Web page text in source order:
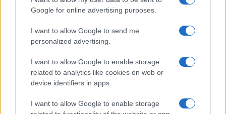
Google for online advertising purposes.
I want to allow Google to send me
personalized advertising.
I want to allow Google to enable storage
related to analytics like cookies on web or
device identifiers in apps.
I want to allow Google to enable storage
Az ő példájára a rádió lett a
szócsöve és a mai napig milliók
kapcsolódnak be különböző
mérsékelten jobboldali
műsorokba.